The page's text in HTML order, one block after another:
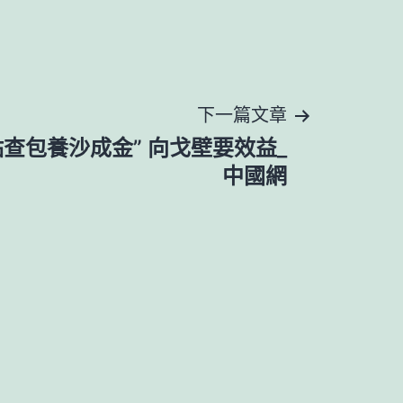
下一篇文章
包養沙成金” 向戈壁要效益_
中國網